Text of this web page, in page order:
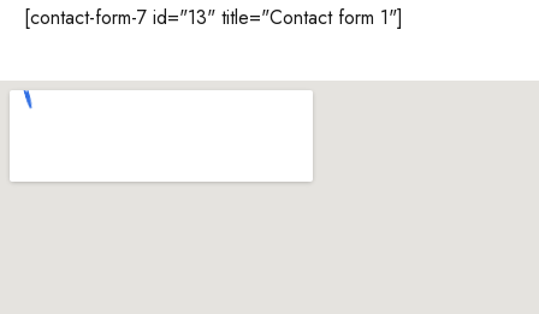
[contact-form-7 id="13" title="Contact form 1"]